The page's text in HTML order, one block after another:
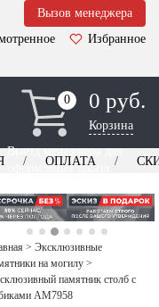
Вызов менеджера
Избранное
0
0 0 руб.
Корзина
Выезд менеджера для
оформления заказа
ОПЛАТА
> Эксклюзивные
на могилу >
памятник столб с
AM7958